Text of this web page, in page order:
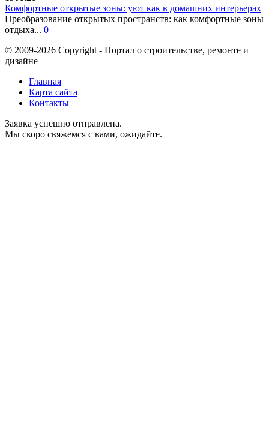
Комфортные открытые зоны: уют как в домашних интерьерах
Преобразование открытых пространств: как комфортные зоны
отдыха... 0
© 2009-2026 Copyright - Портал о строительстве, ремонте и
дизайне
Главная
Карта сайта
Контакты
Заявка успешно отправлена.
Мы скоро свяжемся с вами, ожидайте.